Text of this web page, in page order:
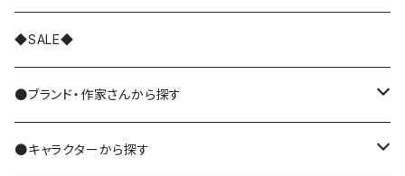
◆SALE◆
●ブランド・作家さんから探す
MIYUKI MATSUO/松尾ミユキ
●キャラクターから探す